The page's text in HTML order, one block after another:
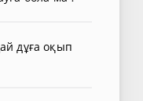
дұға оқып